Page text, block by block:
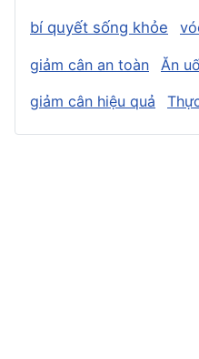
bí quyết sống khỏe
giảm cân an toàn
Ăn
giảm cân hiệu quả